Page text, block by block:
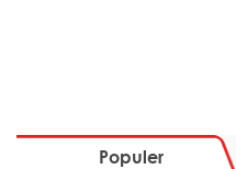
Populer